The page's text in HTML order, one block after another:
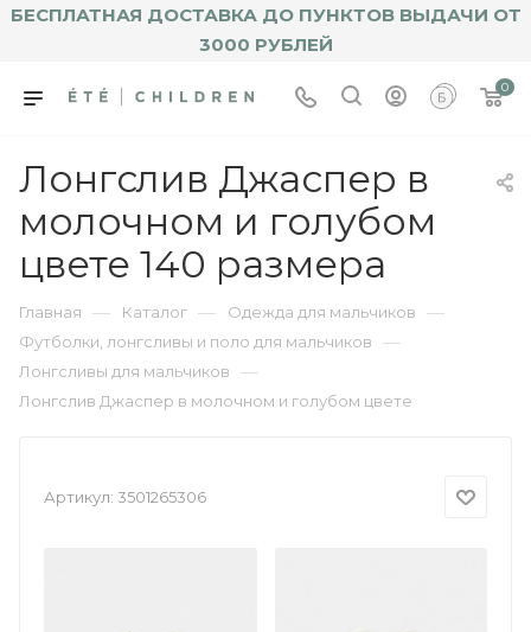
БЕСПЛАТНАЯ ДОСТАВКА ДО ПУНКТОВ ВЫДАЧИ ОТ
3000 РУБЛЕЙ
0
Лонгслив Джаспер в
молочном и голубом
цвете 140 размера
Главная — Каталог — Одежда для мальчиков —
Футболки, лонгсливы и поло для мальчиков —
Лонгсливы для мальчиков —
Лонгслив Джаспер в молочном и голубом цвете
Артикул: 3501265306